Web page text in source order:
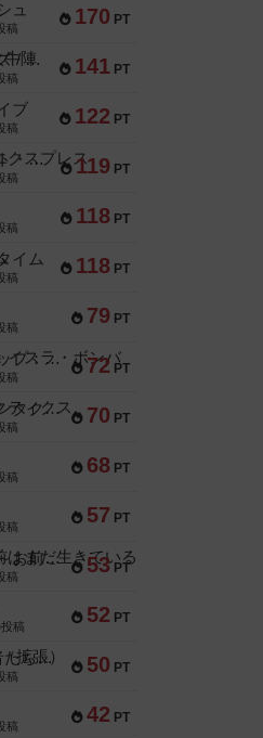
170 PT
ュ
稿
141 PT
ファイアー・ブルズ / 火牛陣
稿
122 PT
ブ
稿
119 PT
トランスオリエント・エクスプレス
稿
118 PT
稿
118 PT
イム
稿
79 PT
稿
72 PT
キャプテン・フリップ：イスラ・ボンバ
稿
70 PT
メメントオンラインタクティクス
稿
68 PT
稿
57 PT
稿
53 PT
セミファイナル ～お前はまだ生きている～
稿
52 PT
稿
50 PT
クランク! ：冒険者たち（拡張）
稿
42 PT
稿